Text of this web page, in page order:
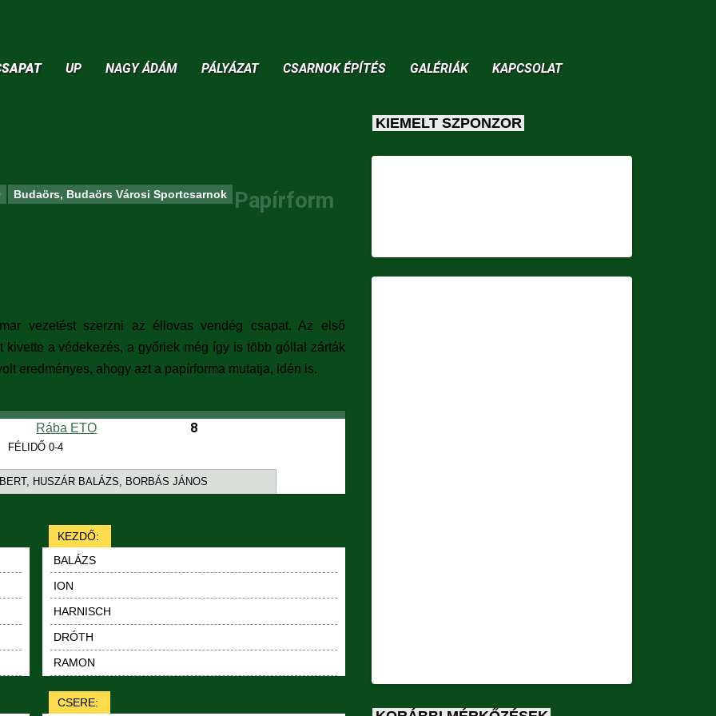
UP NAGY ÁDÁM PÁLYÁZAT CSARNOK ÉPÍTÉS GALÉRIÁK KAPCSOLAT
Budaörs, Budaörs Városi Sportcsarnok
Papírform
vezetést szerzni az éllovas vendég csapat. Az első
a védekezés, a győriek még így is több góllal zárták
eredményes, ahogy azt a papírforma mutatja, idén is.
Rába ETO 8
FÉLIDŐ 0-4
HUSZÁR BALÁZS, BORBÁS JÁNOS
KEZDŐ:
BALÁZS
ION
HARNISCH
DRÓTH
RAMON
CSERE:
KIEMELT SZPONZOR